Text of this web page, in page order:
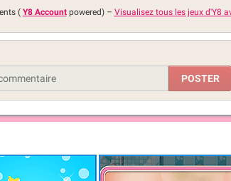
( Y8 Accountpowered) – Visualisez tous les jeux d'Y8